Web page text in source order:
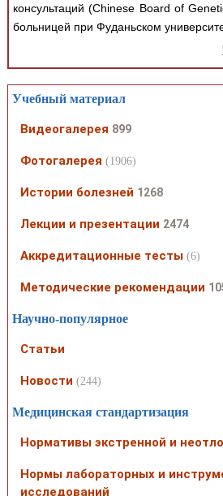
консультаций (Chinese Board of
больницей при Фуданьском
Учебный материал
Видеогалерея 899
Фотогалерея (1906)
Истории болезней 1268
Лекции и презентации 2474
Аккредитационные тесты (6)
Методические рекомендации
Научно-популярное
Статьи
Новости (244)
Медицинская стандартизация
Нормативы экстренной и
Нормы лабораторных и
исследований